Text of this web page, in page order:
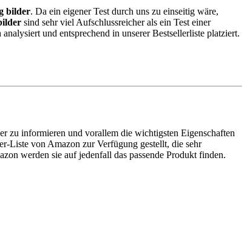
bilder. Da ein eigener Test durch uns zu einseitig wäre,
sind sehr viel Aufschlussreicher als ein Test einer
und entsprechend in unserer Bestsellerliste platziert.
zu informieren und vorallem die wichtigsten Eigenschaften
Liste von Amazon zur Verfügung gestellt, die sehr
werden sie auf jedenfall das passende Produkt finden.